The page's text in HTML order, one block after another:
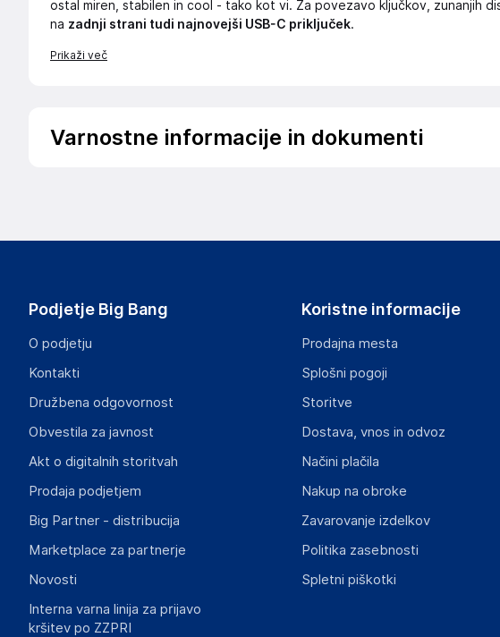
ostal miren, stabilen in cool - tako kot vi. Za povezavo ključkov, zunanjih
na zadnji strani tudi najnovejši USB-C priključek.
Prikaži več
Varnostne informacije in dokumenti
info@acord-92.si
Gospodarski subjekt s sedežem v EU, ki zagotavlja skladnost izdelka z
Stegne 13, 1000 Ljubljana
Slovenia
Slike o varnosti izdelka
Slike o varnosti izdelka vsebujejo opozorila na embalaži izdelka in lahko
Podjetje Big Bang
O podjetju
Kontakti
Družbena odgovornost
Obvestila za javnost
Akt o digitalnih storitvah
Prodaja podjetjem
Big Partner - distribucija
Marketplace za partnerje
Novosti
Interna varna linija za prijavo
kršitev po ZZPRI
Koristne informacije
Prodajna mesta
Splošni pogoji
Storitve
Dostava, vnos in odvoz
Načini plačila
Nakup na obroke
Zavarovanje izdelkov
Politika zasebnosti
Spletni piškotki